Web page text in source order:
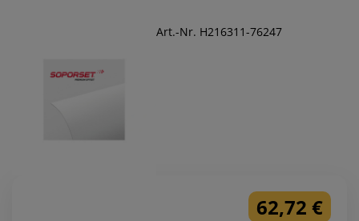
Art.-Nr. H216311-76247
62,72 €